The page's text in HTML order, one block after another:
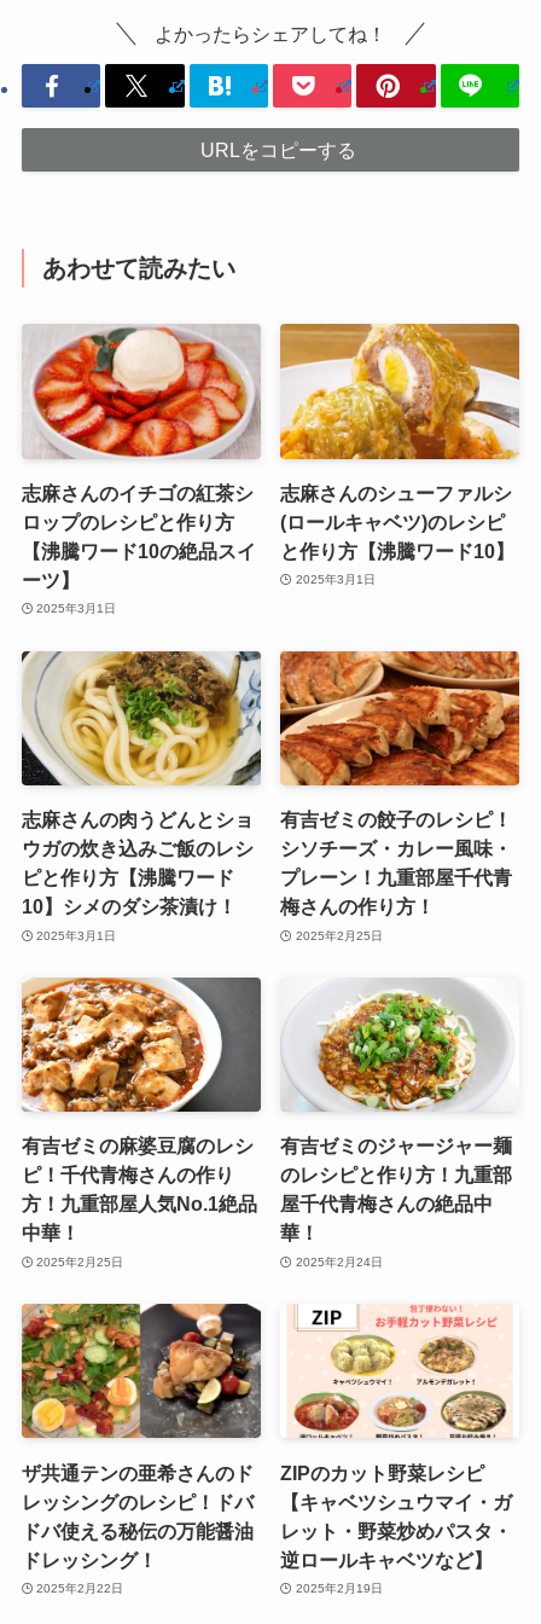
よかったらシェアしてね！
URLをコピーする
あわせて読みたい
志麻さんのイチゴの紅茶シ
ロップのレシピと作り方
【沸騰ワード10の絶品スイ
ーツ】
2025年3月1日
志麻さんのシューファルシ
(ロールキャベツ)のレシピ
と作り方【沸騰ワード10】
2025年3月1日
志麻さんの肉うどんとショ
ウガの炊き込みご飯のレシ
ピと作り方【沸騰ワード
10】シメのダシ茶漬け！
2025年3月1日
有吉ゼミの餃子のレシピ！
シソチーズ・カレー風味・
プレーン！九重部屋千代青
梅さんの作り方！
2025年2月25日
有吉ゼミの麻婆豆腐のレシ
ピ！千代青梅さんの作り
方！九重部屋人気No.1絶品
中華！
2025年2月25日
有吉ゼミのジャージャー麺
のレシピと作り方！九重部
屋千代青梅さんの絶品中
華！
2025年2月24日
ザ共通テンの亜希さんのド
レッシングのレシピ！ドバ
ドバ使える秘伝の万能醤油
ドレッシング！
2025年2月22日
ZIPのカット野菜レシピ
【キャベツシュウマイ・ガ
レット・野菜炒めパスタ・
逆ロールキャベツなど】
2025年2月19日